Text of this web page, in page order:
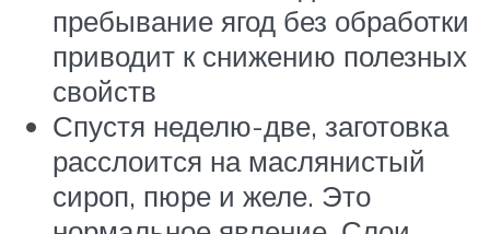
пребывание ягод без обработки
приводит к снижению полезных
свойств
Спустя неделю-две, заготовка
расслоится на маслянистый
сироп, пюре и желе. Это